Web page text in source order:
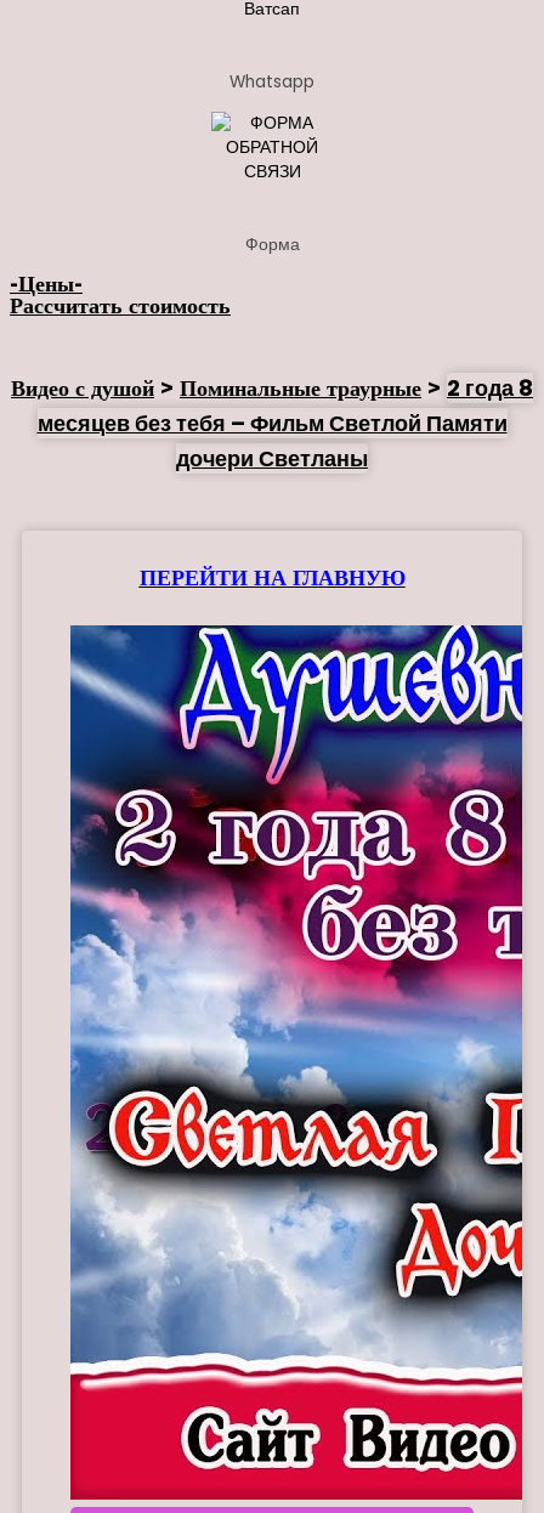
Whatsapp
Форма
-Цены-
Рассчитать стоимость
Видео с душой > Поминальные траурные > 2 года 8
месяцев без тебя – Фильм Светлой Памяти
дочери Светланы
ПЕРЕЙТИ НА ГЛАВНУЮ